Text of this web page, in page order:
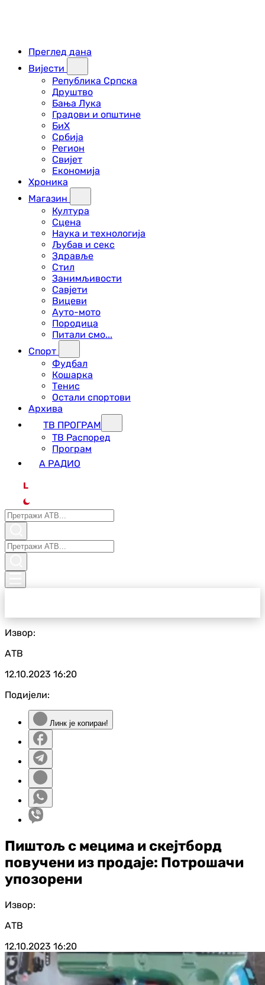
Преглед дана
Вијести
Република Српска
Друштво
Бања Лука
Градови и општине
БиХ
Србија
Регион
Свијет
Економија
Хроника
Магазин
Култура
Сцена
Наука и технологија
Љубав и секс
Здравље
Стил
Занимљивости
Савјети
Вицеви
Ауто-мото
Породица
Питали смо...
Спорт
Фудбал
Кошарка
Тенис
Остали спортови
Архива
ТВ ПРОГРАМ
ТВ Распоред
Програм
А РАДИО
L
Извор:
АТВ
12.10.2023 16:20
Подијели:
Линк је копиран!
Пиштољ с мецима и скејтборд
повучени из продаје: Потрошачи
упозорени
Извор:
АТВ
12.10.2023 16:20